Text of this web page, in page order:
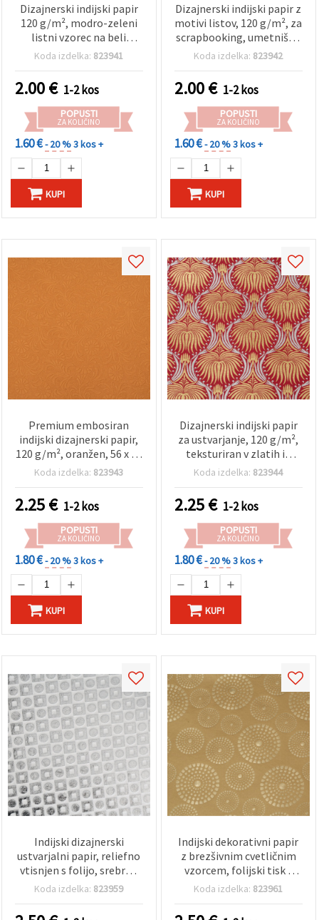
Dizajnerski indijski papir
120 g/m², modro-zeleni
listni vzorec na beli
podlagi, za scrapbooking,
56 x 76 cm, HP13
Koda izdelka: 823941
2.00€ 1-2 kos
POPUSTI
ZA KOLIČINO
1.60 €- 20 %3 kos +
KUPI
Dizajnerski indijski papir z
motivi listov, 120 g/m², za
scrapbooking, umetniško
ustvarjanje in ročna dela,
Koda izdelka: 823942
2.00€ 1-2 kos
POPUSTI
ZA KOLIČINO
1.60 €- 20 %3 kos +
KUPI
Premium embosiran
indijski dizajnerski papir,
120 g/m², oranžen, 56 x 76
cm - teksturiran okrasni
DIY, izdelavo voščilnic in
mixed media, HP15
Koda izdelka: 823943
2.25€ 1-2 kos
POPUSTI
ZA KOLIČINO
1.80 €- 20 %3 kos +
KUPI
Dizajnerski indijski papir
za ustvarjanje, 120 g/m²,
teksturiran v zlatih in
srebrnih barvah na
cm, za scrapbooking,
umetniško ustvarjanje in
ročna dela, HP16
Koda izdelka: 823944
2.25€ 1-2 kos
POPUSTI
ZA KOLIČINO
1.80 €- 20 %3 kos +
KUPI
Indijski dizajnerski
ustvarjalni papir, reliefno
vtisnjen s folijo, srebrne
barve, 120 g/m², list 56 x
scrapbooking, izdelavo
Koda izdelka: 823959
Indijski dekorativni papir
z brezšivnim cvetličnim
vzorcem, folijski tisk v
barvi zlata, 120 g/m², 56 ×
izdelavo voščilnic,
Koda izdelka: 823961